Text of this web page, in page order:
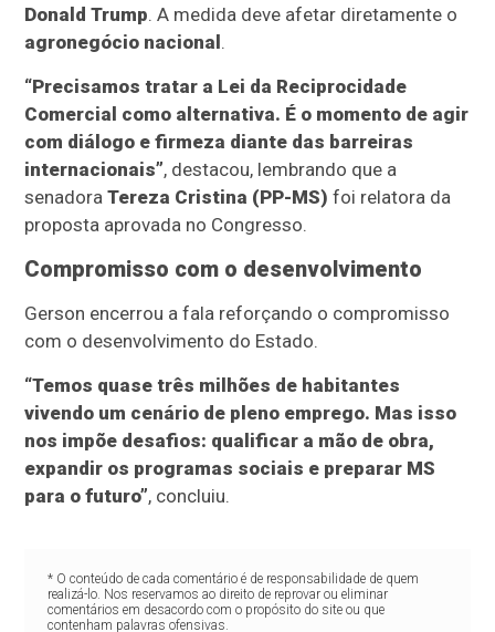
Donald Trump. A medida deve afetar diretamente o
agronegócio nacional .
“Precisamos tratar a Lei da Reciprocidade
Comercial como alternativa. É o momento de agir
com diálogo e firmeza diante das barreiras
internacionais”, destacou, lembrando que a
senadoraTereza Cristina (PP-MS) foi relatora da
proposta aprovada no Congresso.
Compromisso com o desenvolvimento
Gerson encerrou a fala reforçando o compromisso
com o desenvolvimento do Estado.
“Temos quase três milhões de habitantes
vivendo um cenário de pleno emprego. Mas isso
nos impõe desafios: qualificar a mão de obra,
expandir os programas sociais e preparar MS
para o futuro”, concluiu.
* O conteúdo de cada comentário é de responsabilidade de quem
realizá-lo. Nos reservamos ao direito de reprovar ou eliminar
comentários em desacordo com o propósito do site ou que
contenham palavras ofensivas.